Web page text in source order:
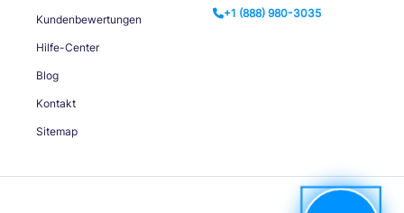
Kundenbewertungen
Hilfe-Center
Blog
Kontakt
Sitemap
+1 (888) 980-3035